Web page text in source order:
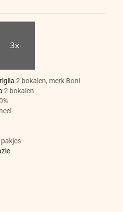
3x
2 bokalen, merk Boni
2 bokalen